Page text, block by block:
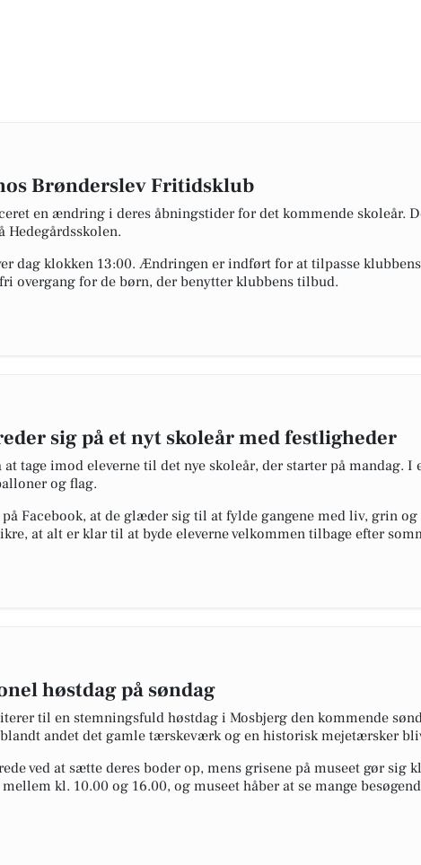
Brønderslev Fritidsklub
en ændring i deres åbningstider for det kommende skoleår.
Hedegårdsskolen.
dag klokken 13:00. Ændringen er indført for at tilpasse
overgang for de børn, der benytter klubbens tilbud.
sig på et nyt skoleår med festligheder
at tage imod eleverne til det nye skoleår, der starter på mandag.
og flag.
Facebook, at de glæder sig til at fylde gangene med liv, grin
at alt er klar til at byde eleverne velkommen tilbage efter
høstdag på søndag
til en stemningsfuld høstdag i Mosbjerg den kommende
andet det gamle tærskeværk og en historisk mejetærsker
ved at sætte deres boder op, mens grisene på museet gør sig
kl. 10.00 og 16.00, og museet håber at se mange